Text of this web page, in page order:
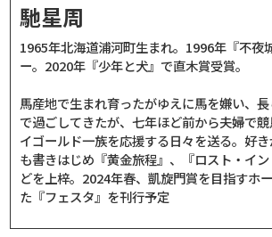
馳星周
1965年北海道浦河町生まれ。1996年『不夜
ー。2020年『少年と犬』で直木賞受賞。
馬産地で生まれ育ったがゆえに馬を嫌い、
で過ごしてきたが、七年ほど前から夫婦で
イゴールド一族を応援する日々を送る。好
も書きはじめ『黄金旅程』、『ロスト・イ
どを上梓。2024年春、凱旋門賞を目指すホ
た『フェスタ』を刊行予定